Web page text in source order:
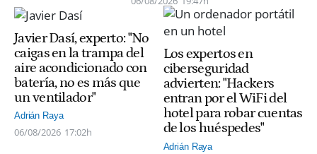
Javier Dasí, experto: "No
caigas en la trampa del
aire acondicionado con
batería, no es más que
un ventilador"
Adrián Raya
06/08/2026 17:02h
Los expertos en
ciberseguridad
advierten: "Hackers
entran por el WiFi del
hotel para robar cuentas
de los huéspedes"
Adrián Raya